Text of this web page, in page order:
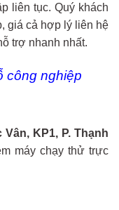
liên tục. Quý khách
giá cả hợp lý liên hệ
trợ nhanh nhất.
công nghiệp
Vân, KP1, P. Thạnh
máy chạy thử trực